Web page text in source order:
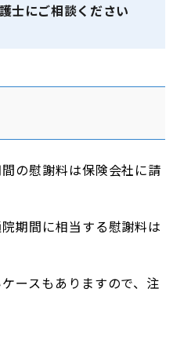
士にご相談ください
の慰謝料は保険会社に請
期間に相当する慰謝料は
ースもありますので、注